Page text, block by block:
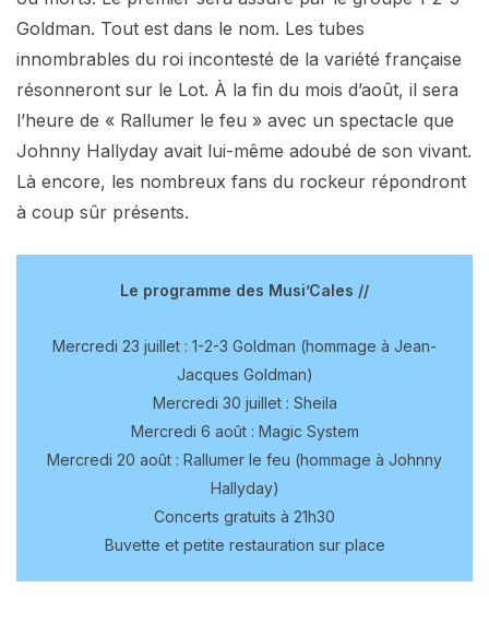
Goldman. Tout est dans le nom. Les tubes
innombrables du roi incontesté de la variété française
résonneront sur le Lot. À la fin du mois d’août, il sera
l’heure de « Rallumer le feu » avec un spectacle que
Johnny Hallyday avait lui-même adoubé de son vivant.
Là encore, les nombreux fans du rockeur répondront
à coup sûr présents.
Le programme des Musi’Cales //
Mercredi 23 juillet : 1-2-3 Goldman (hommage à Jean-
Jacques Goldman)
Mercredi 30 juillet : Sheila
Mercredi 6 août : Magic System
Mercredi 20 août : Rallumer le feu (hommage à Johnny
Hallyday)
Concerts gratuits à 21h30
Buvette et petite restauration sur place